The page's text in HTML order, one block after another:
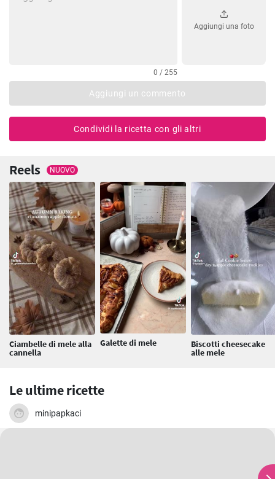
0 / 255
Aggiungi una foto
Aggiungi un commento
Condividi la ricetta con gli altri
Reels NUOVO
Ciambelle di mele alla
cannella
Galette di mele Biscotti cheesecake
alle mele
Le ultime ricette
minipapkaci